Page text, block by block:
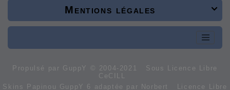

Mentions légales
Propulsé par GuppY © 2004-2021
Sous Licence Libre
CeCILL
Skins Papinou GuppY 6 adaptée par Norbert
Licence Libre